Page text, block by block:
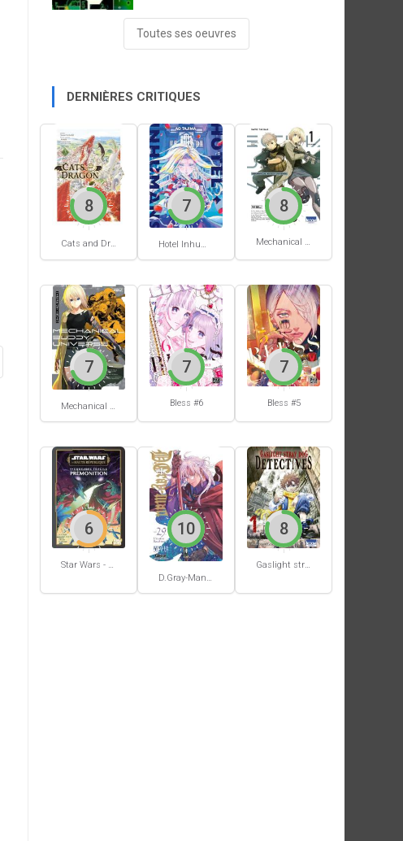
Toutes ses oeuvres
DERNIÈRES CRITIQUES
Cats and Dragon #3
8
Hotel Inhumans #1
7
Mechanical Buddy Universe #1
8
Mechanical Buddy Universe #0
7
Bless #6
7
Bless #5
7
6
D.Gray-Man #29
10 8